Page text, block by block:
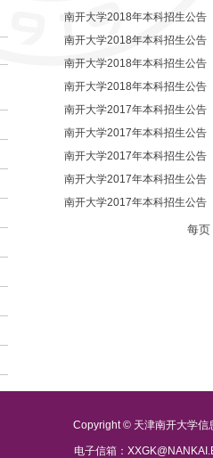
南开大学2018年本科招生公
南开大学2018年本科招生公
南开大学2018年本科招生公
南开大学2018年本科招生公告
南开大学2017年本科招生公
南开大学2017年本科招生公
南开大学2017年本科招生公
南开大学2017年本科招生公
南开大学2017年本科招生公
每页
Copyright © 天津南开大学信
电子信箱：